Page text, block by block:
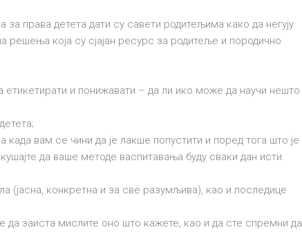
за права детета дати су савети родитељима како да негују
решења која су сјајан ресурс за родитеље и породично
етикетирати и понижавати – да ли ико може да научи нешто
када вам се чини да је лакше попустити и поред тога што је
да ваше методе васпитавања буду сваки дан исти.
(јасна, конкретна и за све разумљива), као и последице
да заиста мислите оно што кажете, као и да сте спремни да